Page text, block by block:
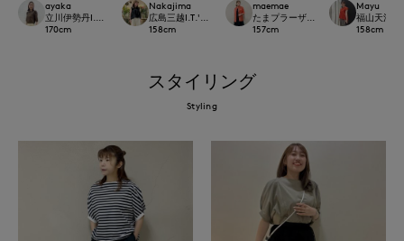
ayaka
立川伊勢丹I.T.'S.international
170cm
Nakajima
広島三越I.T.'S.international
158cm
maemae
たまプラーザ東急I.T.'S.international
157cm
Mayu
福山天満
158cm
スタイリング
Styling